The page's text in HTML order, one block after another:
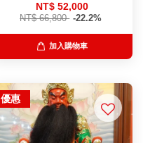
NT$ 52,000
NT$ 66,800 -22.2%
加入購物車
優惠